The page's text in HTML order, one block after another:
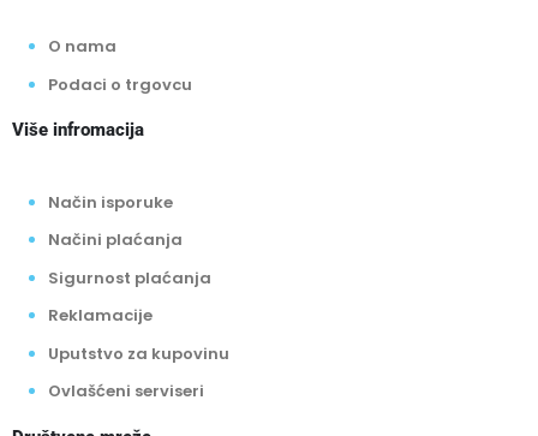
O nama
Podaci o trgovcu
Više infromacija
Način isporuke
Načini plaćanja
Sigurnost plaćanja
Reklamacije
Uputstvo za kupovinu
Ovlašćeni serviseri